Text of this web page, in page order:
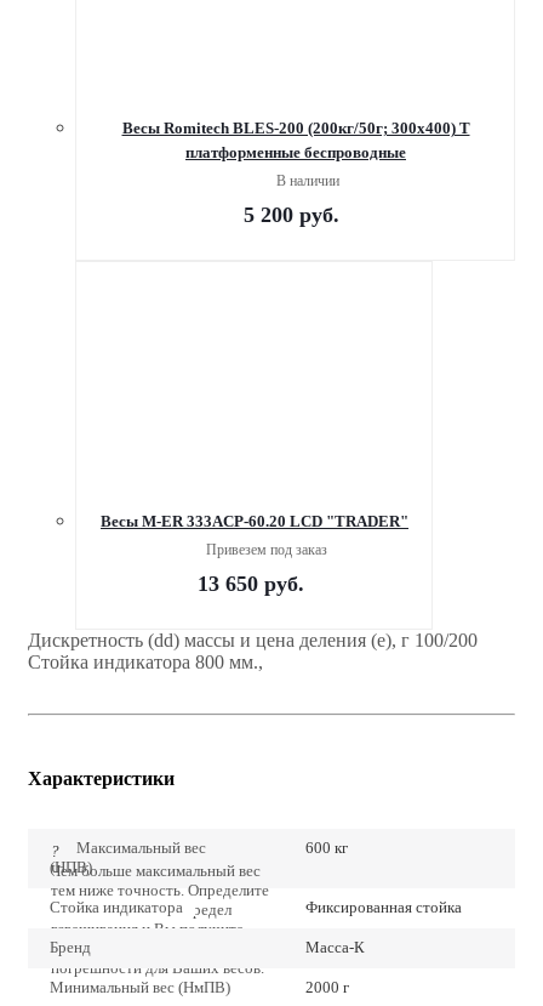
Весы Romitech BLES-200 (200кг/50г; 300х400) Т
платформенные беспроводные
В наличии
5 200 руб.
Весы M-ER 333ACP-60.20 LCD "TRADER"
Привезем под заказ
13 650руб.
Дискретность (dd) массы и цена деления (е), г 100/200
Стойка индикатора 800 мм.,
Характеристики
?
Чем больше максимальный вес
тем ниже точность. Определите
точно наибольший предел
взвешивания и Вы получите
наиболее низкие значения
погрешности для Ваших весов.
Максимальный вес
(НПВ)
600 кг
Стойка индикатора Фиксированная стойка
Бренд Масса-К
Минимальный вес (НмПВ) 2000 г